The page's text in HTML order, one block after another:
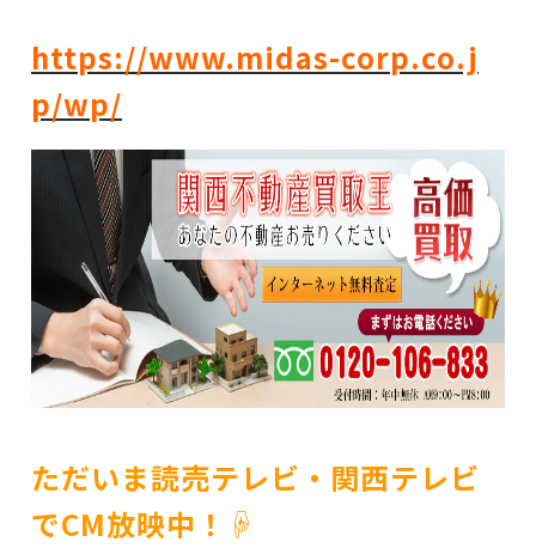
https://www.midas-corp.co.j
p/wp/
ただいま読売テレビ・関西テレビ
でCM放映中！☟